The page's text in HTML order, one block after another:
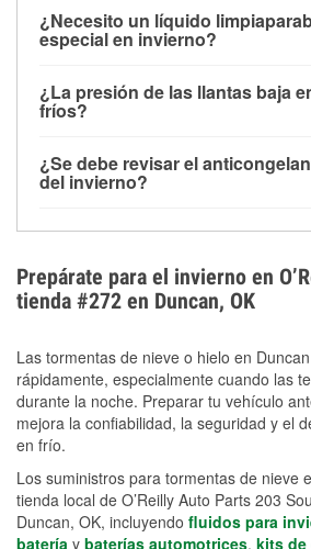
debajo de los 32 °F y puede
su potencia de arranque cerca de
arranque.
¿Necesito un líquido
especial en invierno?
la congelación y ayuda a disolver
derretida en la carretera para
¿La presión de las llantas baja
fríos?
alrededor de 1 PSI por cada 10 °F
temperatura. Puedes obtener más
¿Se debe revisar el
del invierno?
el sobrecalentamiento en
extremo. Aprende cómo
anticongelante en nuestra sección
Prepárate para el invierno en
tienda #272 en Duncan, OK
Las tormentas de nieve o hielo en
rápidamente, especialmente cuando las
durante la noche. Preparar tu vehículo
mejora la confiabilidad, la seguridad y el
en frío.
Los suministros para tormentas de nieve
tienda local de O’Reilly Auto Parts 203
Duncan, OK, incluyendo fluidos para
batería y baterías automotrices, kits de